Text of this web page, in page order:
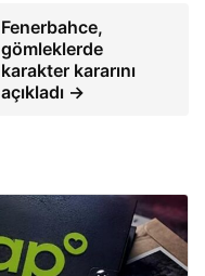
Fenerbahce,
gömleklerde
karakter kararını
açıkladı →